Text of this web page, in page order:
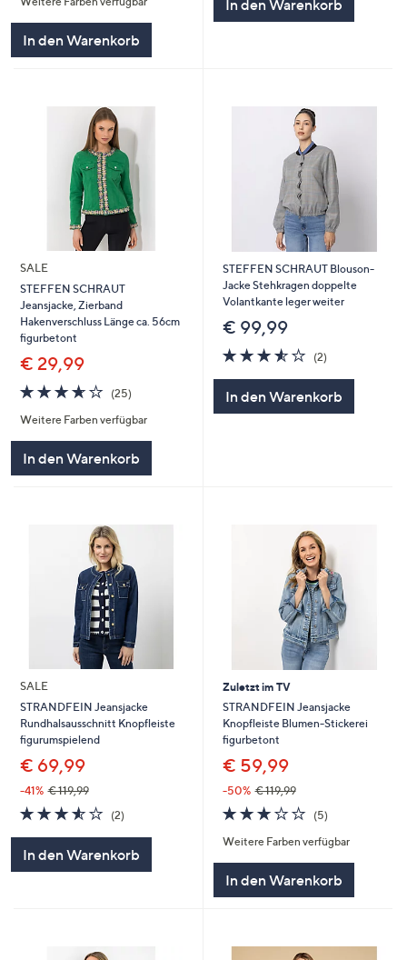
In den Warenkorb
In den Warenkorb
SALE
STEFFEN SCHRAUT
Jeansjacke, Zierband
Hakenverschluss Länge ca. 56cm
figurbetont
€ 29,99
3.6
von
5
(25)
Weitere Farben verfügbar
In den Warenkorb
STEFFEN SCHRAUT Blouson-
Jacke Stehkragen doppelte
Volantkante leger weiter
€ 99,99
3.5
von
5
(2)
In den Warenkorb
SALE
STRANDFEIN Jeansjacke
Rundhalsausschnitt Knopfleiste
figurumspielend
€ 69,99
-41% € 119,99
3.5
von
(2)
In den Warenkorb
Zuletzt im TV
STRANDFEIN Jeansjacke
Knopfleiste Blumen-Stickerei
figurbetont
€ 59,99
-50% € 119,99
3.2
von
5
(5)
Weitere Farben verfügbar
In den Warenkorb